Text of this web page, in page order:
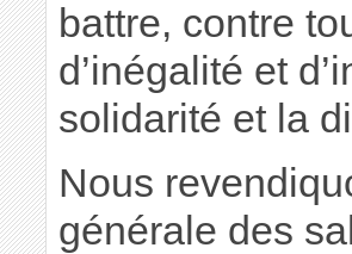
battre, contre
d’inégalité et
solidarité et la
Nous
générale des